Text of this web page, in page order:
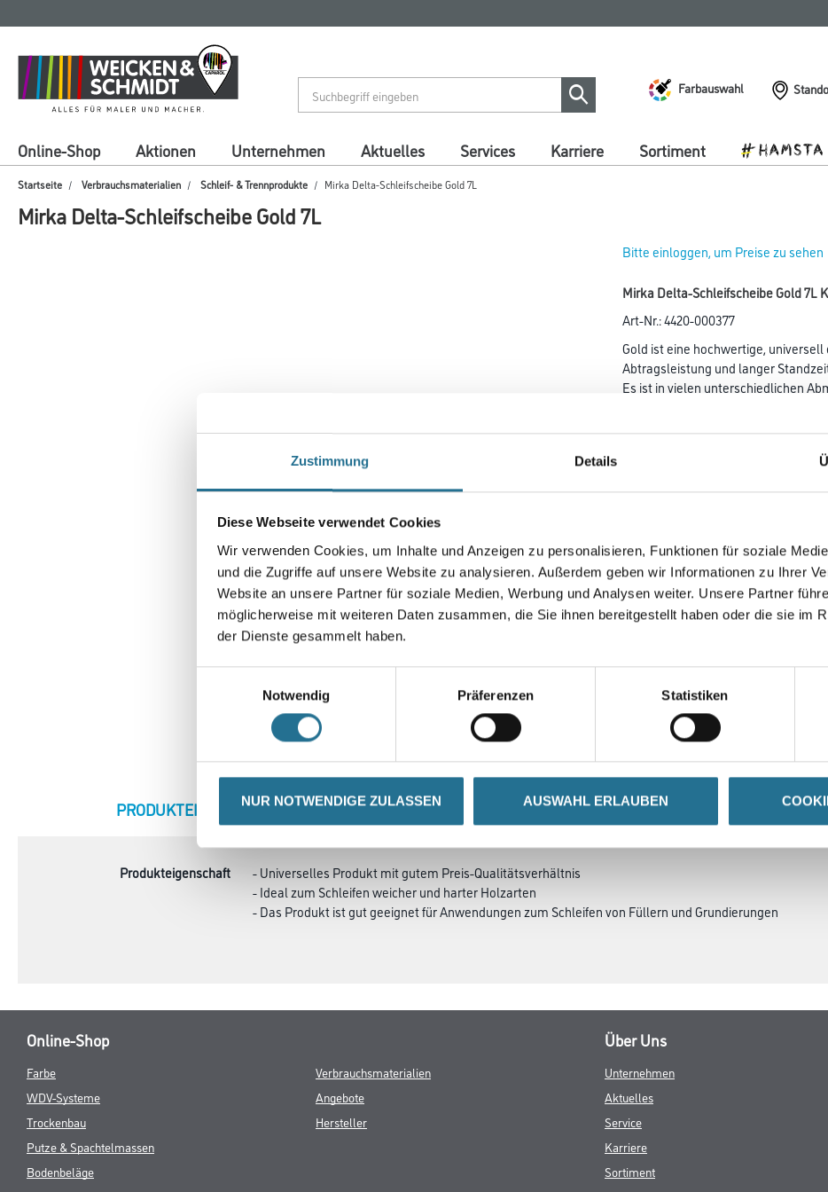
Zustimmung Details
Diese Webseite verwendet Cookies
Wir verwenden Cookies, um Inhalte und Anzeigen zu personalisieren, Funktionen für soziale
und die Zugriffe auf unsere Website zu analysieren. Außerdem geben wir Informationen zu Ihrer
Website an unsere Partner für soziale Medien, Werbung und Analysen weiter. Unsere Partner
möglicherweise mit weiteren Daten zusammen, die Sie ihnen bereitgestellt haben oder die sie im
der Dienste gesammelt haben.
Notwendig
Präferenzen Statistiken
NUR NOTWENDIGE ZULASSEN AUSWAHL ERLAUBEN
springen
springen
Farbauswahl
Online-Shop Aktionen Unternehmen Aktuelles Services Karriere Sortiment
Startseite Verbrauchsmaterialien Schleif- & Trennprodukte Mirka Delta-Schleifscheibe Gold 7L
Mirka Delta-Schleifscheibe Gold 7L
Bitte einloggen, um Preise zu sehen
Mirka Delta-Schleifscheibe Gold 7L
Art-Nr.:4420-000377
Gold ist eine hochwertige,
Abtragsleistung und langer
Es ist in vielen unterschiedlichen
Umrechnungsfaktoren
CURRENT
PRODUKTEIGENSCHAFTEN ZUSATZINFOS GEFAHRENHINWEISE
Produkteigenschaft
- Universelles Produkt mit gutem Preis-Qualitätsverhältnis
- Ideal zum Schleifen weicher und harter Holzarten
- Das Produkt ist gut geeignet für Anwendungen zum Schleifen von Füllern und Grundierungen
Online-Shop
Farbe
WDV-Systeme
Trockenbau
Putze & Spachtelmassen
Bodenbeläge
Verbrauchsmaterialien
Angebote
Hersteller
Über Uns
Unternehmen
Aktuelles
Service
Karriere
Sortiment